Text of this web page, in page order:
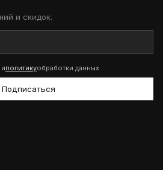
и скидок.
политикуобработки данных
Подписаться